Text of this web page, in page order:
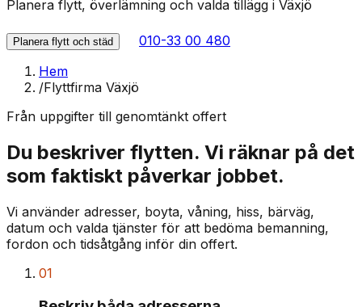
Planera flytt, överlämning och valda tillägg i Växjö
Planera flytt och städ
010-33 00 480
Hem
/Flyttfirma Växjö
Från uppgifter till genomtänkt offert
Du beskriver flytten. Vi räknar på det
som faktiskt påverkar jobbet.
Vi använder adresser, boyta, våning, hiss, bärväg,
datum och valda tjänster för att bedöma bemanning,
fordon och tidsåtgång inför din offert.
01